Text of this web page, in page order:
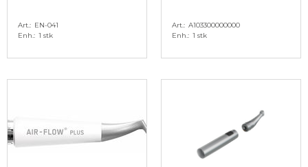
Art.
EN-041
Enh. 1 stk
Art. A103300000000
Enh. 1 stk